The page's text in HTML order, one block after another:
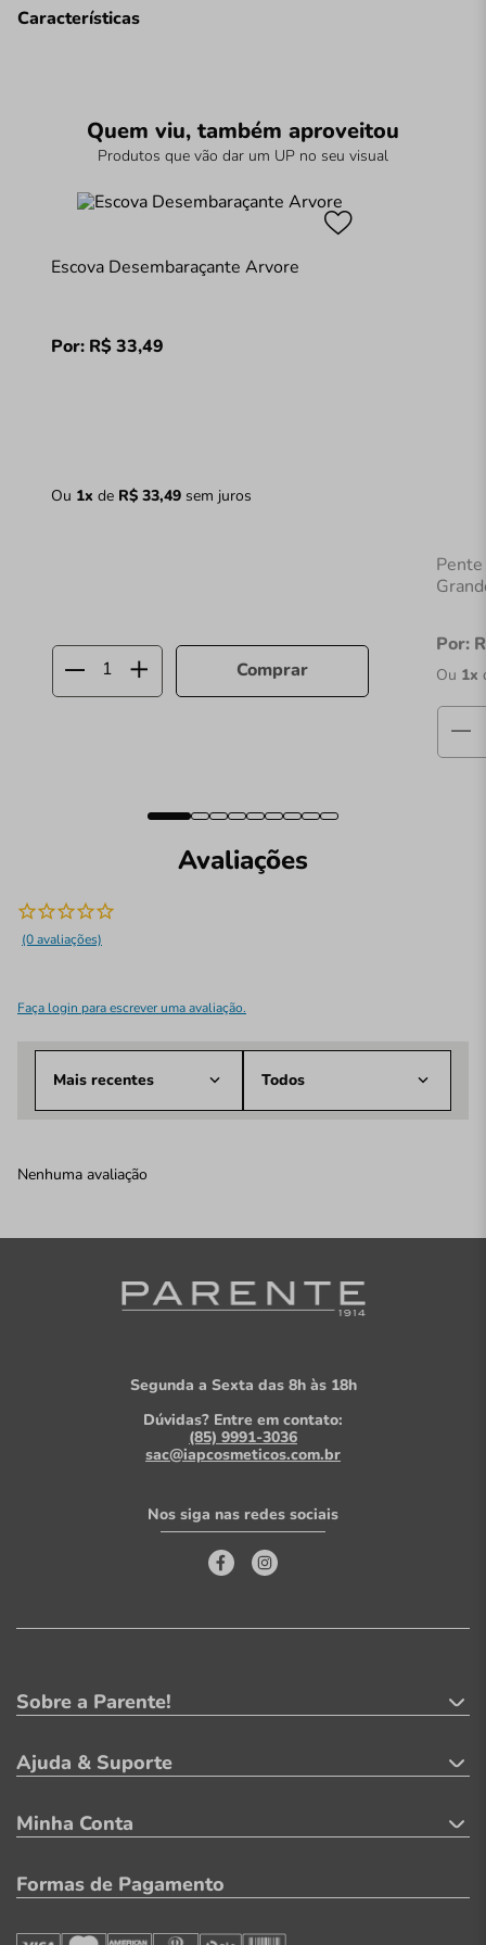
Características
Quem viu, também aproveitou
Produtos que vão dar um UP no seu visual
Escova Desembaraçante Arvore
Por: R$33,49
Ou 1x de R$ 33,49sem juros
Comprar
Por:
Ou 1x
Avaliações
(0 avaliações)
Faça login para escrever uma avaliação.
Mais recentes Todos
Nenhuma avaliação
Segunda a Sexta das 8h às 18h
Dúvidas? Entre em contato:
(85) 9991-3036
sac@iapcosmeticos.com.br
Nos siga nas redes sociais
Sobre a Parente!
Ajuda & Suporte
Minha Conta
Formas de Pagamento